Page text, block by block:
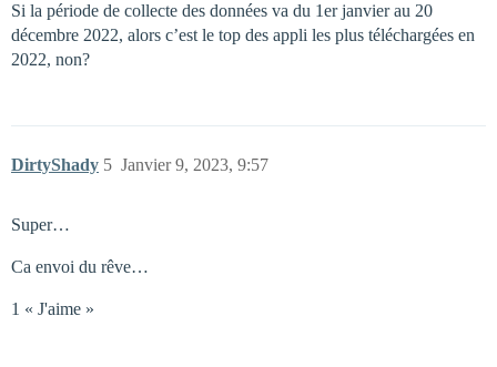
Si la période de collecte des données va du 1er janvier au 20
décembre 2022, alors c’est le top des appli les plus téléchargées en
2022, non?
DirtyShady Janvier 9, 2023, 9:57
5
Super…
Ca envoi du rêve…
1 « J'aime »